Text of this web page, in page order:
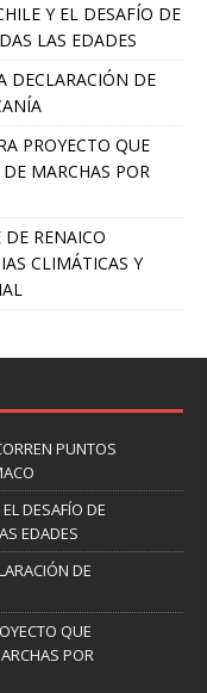
Y EL DESAFÍO DE
LAS EDADES
DECLARACIÓN DE
PROYECTO QUE
MARCHAS POR
RENAICO
CLIMÁTICAS Y
PUNTOS
DESAFÍO DE
EDADES
DE
QUE
POR